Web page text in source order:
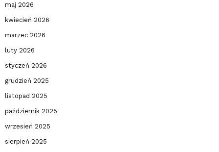
maj 2026
kwiecień 2026
marzec 2026
luty 2026
styczeń 2026
grudzień 2025
listopad 2025
październik 2025
wrzesień 2025
sierpień 2025